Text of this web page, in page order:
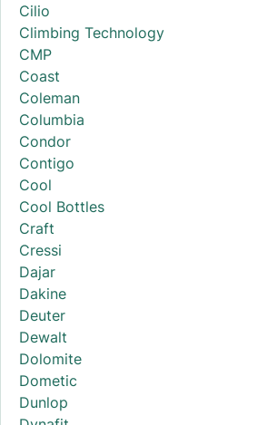
Cilio
Climbing Technology
CMP
Coast
Coleman
Columbia
Condor
Contigo
Cool
Cool Bottles
Craft
Cressi
Dajar
Dakine
Deuter
Dewalt
Dolomite
Dometic
Dunlop